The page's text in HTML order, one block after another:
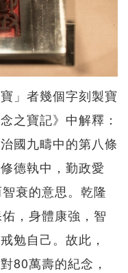
」者幾個字刻製寶
之寶記》中解釋：
國九疇中的第八條
德執中，勤政愛
衰的意思。乾隆
，身體康強，智
勉自己。故此，
80萬壽的紀念，